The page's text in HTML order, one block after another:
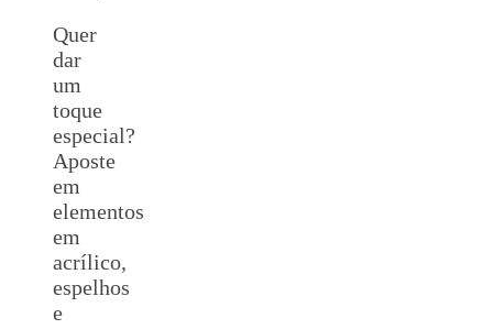
Quer
dar
um
toque
especial?
Aposte
em
elementos
em
acrílico,
espelhos
e